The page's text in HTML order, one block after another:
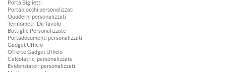
Porta Biglietti
Portablocchi personalizzati
Quaderni personalizzati
Termometri Da Tavolo
Bottiglie Personalizzate
Portadocumenti personalizzati
Gadget Ufficio
Offerte Gadget Ufficio
Calcolatrici personalizzate
Evidenziatori personalizzati